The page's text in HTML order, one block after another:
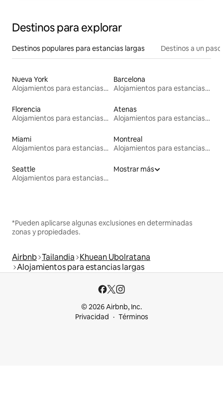
Destinos para explorar
Destinos populares para estancias largas Destinos a un
Nueva York
Alojamientos para estancias largas
Barcelona
Alojamientos para estancias largas
Florencia
Alojamientos para estancias largas
Atenas
Alojamientos para estancias largas
Miami
Alojamientos para estancias largas
Montreal
Alojamientos para estancias largas
Seattle
Alojamientos para estancias largas
Mostrar más
*Pueden aplicarse algunas exclusiones en determinadas
zonas y propiedades.
Airbnb Tailandia Khuean Ubolratana
Alojamientos para estancias largas
© 2026 Airbnb, Inc.
Privacidad
Términos